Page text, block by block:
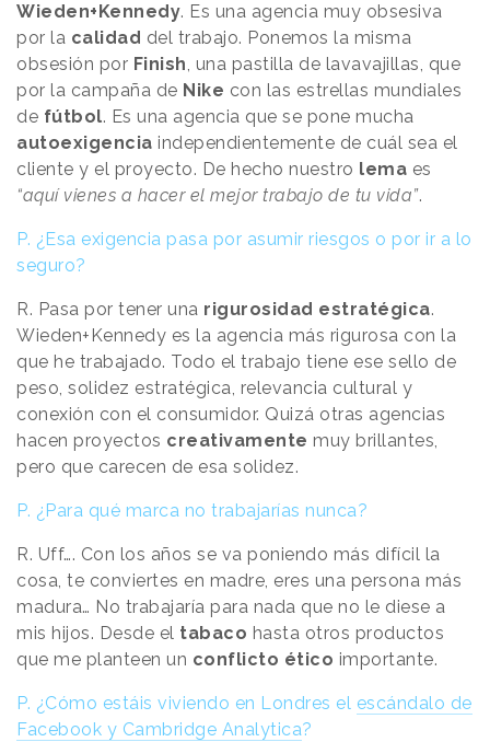
Wieden+Kennedy. Es una agencia muy obsesiva
por la calidad del trabajo. Ponemos la misma
obsesión por Finish, una pastilla de lavavajillas, que
por la campaña de Nike con las estrellas mundiales
de fútbol. Es una agencia que se pone mucha
autoexigencia independientemente de cuál sea el
cliente y el proyecto. De hecho nuestro lema es
“aquí vienes a hacer el mejor trabajo de tu vida”.
P. ¿Esa exigencia pasa por asumir riesgos o por ir a lo
seguro?
R. Pasa por tener una rigurosidad estratégica.
Wieden+Kennedy es la agencia más rigurosa con la
que he trabajado. Todo el trabajo tiene ese sello de
peso, solidez estratégica, relevancia cultural y
conexión con el consumidor. Quizá otras agencias
hacen proyectos creativamente muy brillantes,
pero que carecen de esa solidez.
P. ¿Para qué marca no trabajarías nunca?
R. Uff…. Con los años se va poniendo más difícil la
cosa, te conviertes en madre, eres una persona más
madura… No trabajaría para nada que no le diese a
mis hijos. Desde el tabaco hasta otros productos
que me planteen un conflicto ético importante.
P. ¿Cómo estáis viviendo en Londres el escándalo de
Facebook y Cambridge Analytica?